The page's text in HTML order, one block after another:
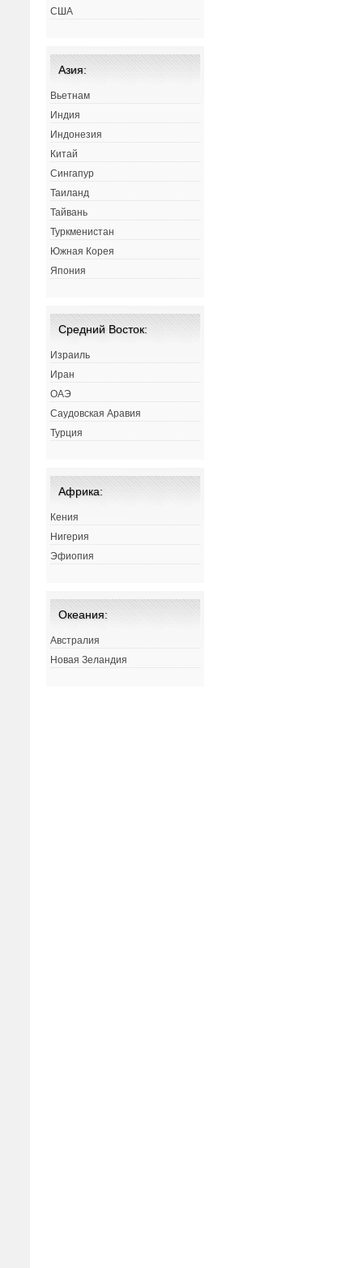
США
Азия:
Вьетнам
Индия
Индонезия
Китай
Сингапур
Таиланд
Тайвань
Туркменистан
Южная Корея
Япония
Средний Восток:
Израиль
Иран
ОАЭ
Саудовская Аравия
Турция
Африка:
Кения
Нигерия
Эфиопия
Океания:
Австралия
Новая Зеландия